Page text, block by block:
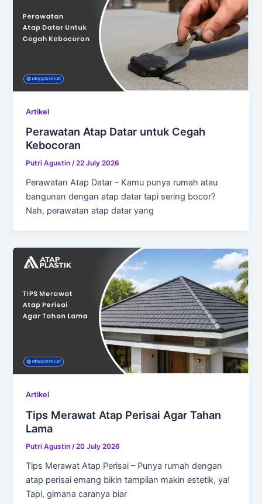
Artikel
Perawatan Atap Datar untuk Cegah
Kebocoran
Putri Agustin/22 July 2026
Perawatan Atap Datar – Kamu punya rumah atau
bangunan dengan atap datar tapi sering bocor?
Nah, perawatan atap datar yang
Artikel
Tips Merawat Atap Perisai Agar Tahan
Lama
Putri Agustin/20 July 2026
Tips Merawat Atap Perisai – Punya rumah dengan
atap perisai emang bikin tampilan makin estetik, ya!
Tapi, gimana caranya biar